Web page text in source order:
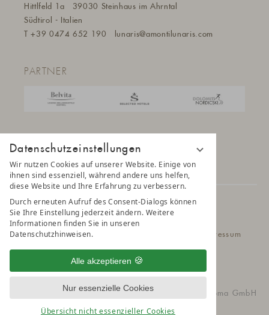
Datenschutzeinstellungen
Wir nutzen Cookies auf unserer Website. Einige von
ihnen sind essenziell, während andere uns helfen,
diese Website und Ihre Erfahrung zu verbessern.
Durch erneuten Aufruf des Consent-Dialogs können
Sie Ihre Einstellung jederzeit ändern. Weitere
Informationen finden Sie in unseren
Datenschutzhinweisen.
Alle akzeptieren
Nur essenzielle Cookies
Übersicht nicht essenzieller Cookies
Hittlfeld 1a
39030 Steinhaus im Ahrntal
Südtirol - Italien
T+39 0474 652 190 lunaris@amontilunaris.com
PARTNER
vioma GmbH
© 2025 AMONTI & LUNARIS Wellnessresort
Datenschutz Datenschutzeinstellungen Impressum
Belvita Leading Wellnesshotel